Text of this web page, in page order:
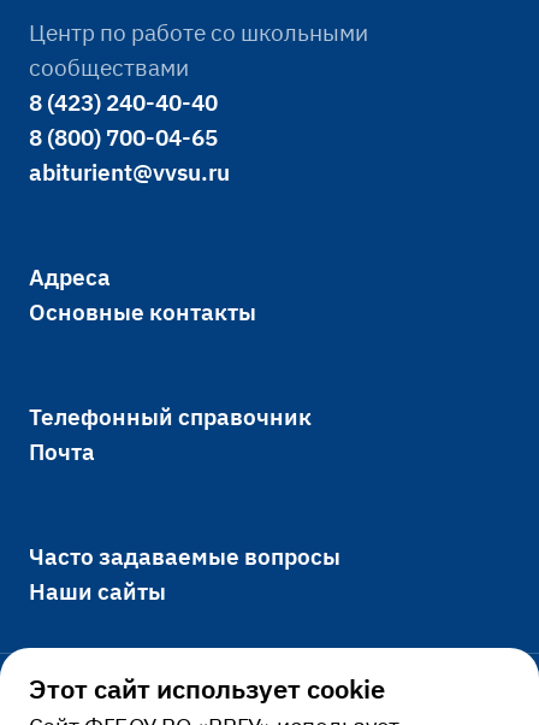
Центр по работе со школьными
сообществами
8 (423) 240-40-40
8 (800) 700-04-65
abiturient@vvsu.ru
Адреса
Основные контакты
Телефонный справочник
Почта
Часто задаваемые вопросы
Наши сайты
Официально
Этот сайт использует cookie